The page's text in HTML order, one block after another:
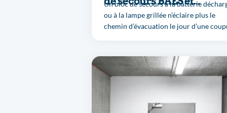
BAEH
Un bloc de secours à la batterie
ou à la lampe grillée n’éclaire plus le
chemin d’évacuation le jour d’une
contrôle semestriel d’autonomie et
vérification annuelle par un technicien,
selon la NF C 71-800. BATISANTÉ teste,